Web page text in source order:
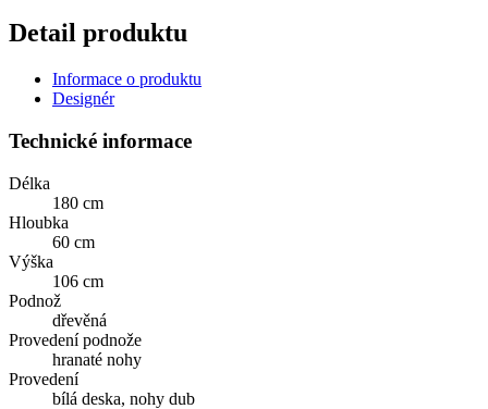
Detail produktu
Informace o produktu
Designér
Technické informace
Délka
180 cm
Hloubka
60 cm
Výška
106 cm
Podnož
dřevěná
Provedení podnože
hranaté nohy
Provedení
bílá deska, nohy dub